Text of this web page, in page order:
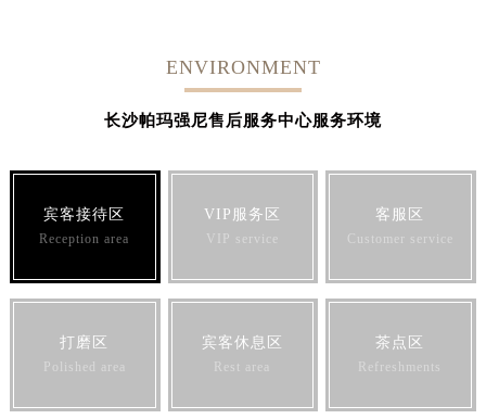
ENVIRONMENT
长沙帕玛强尼售后服务中心服务环境
宾客接待区
Reception area
VIP服务区
VIP service
客服区
Customer service
打磨区
Polished area
宾客休息区
Rest area
茶点区
Refreshments